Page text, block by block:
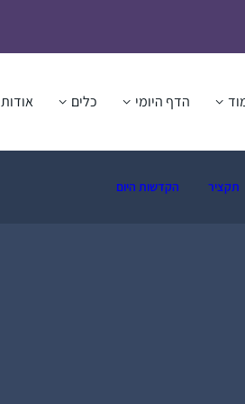
הדף היומי כלים אודות
תקציר הקדשות היום